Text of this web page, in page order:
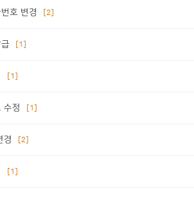
호 변경 [2]
[1]
[1]
수정 [1]
경 [2]
[1]